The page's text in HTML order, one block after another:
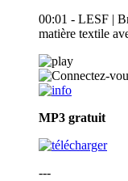
00:01 - LESF |
matière textile
MP3 gratuit
---